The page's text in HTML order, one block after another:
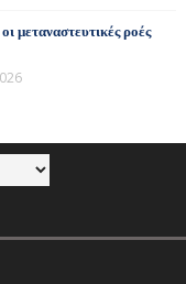
μεταναστευτικές ροές